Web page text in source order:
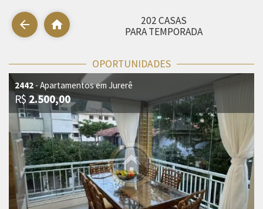
arrow_back home
202 CASAS
PARA TEMPORADA
OPORTUNIDADES
2442 - Apartamentos em Jurerê
R$2.500,00
chevron_left chevron_right